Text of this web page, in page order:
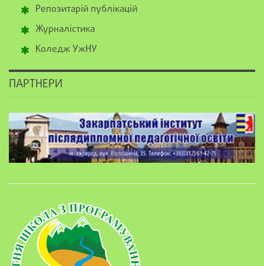
Репозитарій публікацій
Журналістика
Коледж УжНУ
ПАРТНЕРИ